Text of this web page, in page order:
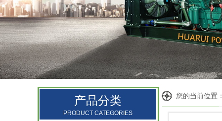
产品分类
PRODUCT CATEGORIES
您的当前位置：